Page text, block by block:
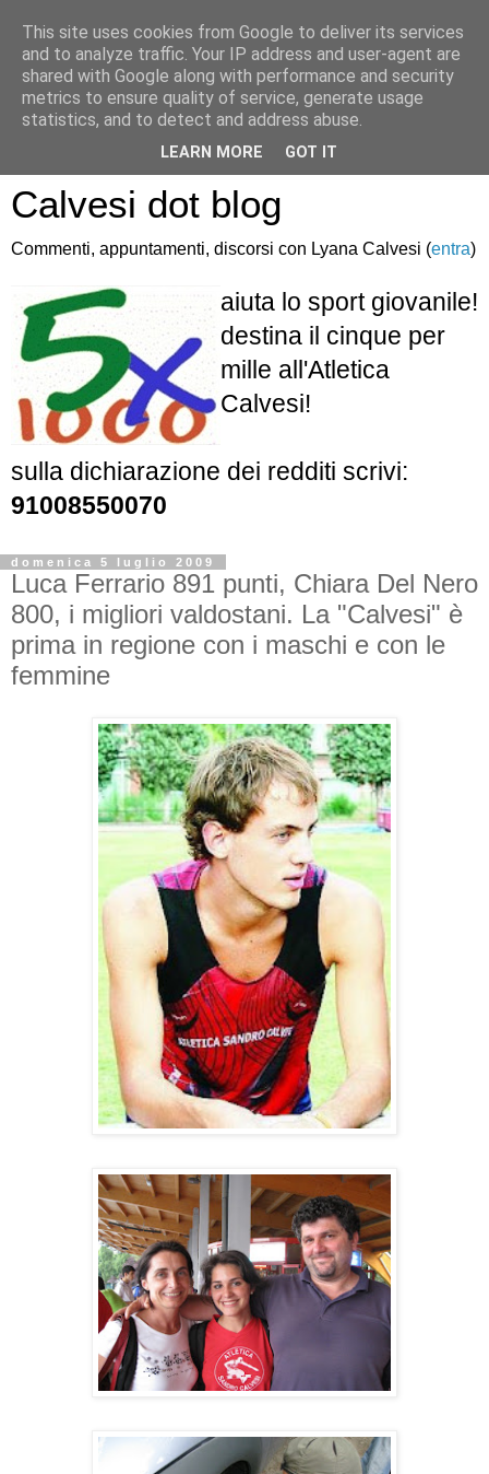
Atletica Sandro
Calvesi dot blog
Commenti, appuntamenti, discorsi con Lyana Calvesi (entra)
aiuta lo sport giovanile!
destina il cinque per
mille all'Atletica
Calvesi!
sulla dichiarazione dei redditi scrivi:
91008550070
domenica 5 luglio 2009
Luca Ferrario 891 punti, Chiara Del Nero
800, i migliori valdostani. La "Calvesi" è
prima in regione con i maschi e con le
femmine
This site uses cookies from Google to deliver its services
and to analyze traffic. Your IP address and user-agent are
shared with Google along with performance and security
metrics to ensure quality of service, generate usage
statistics, and to detect and address abuse.
LEARN MORE GOT IT